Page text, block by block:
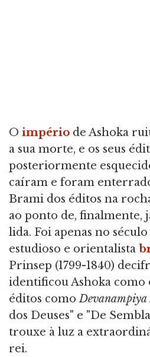
O império de Ashoka
a sua morte, e os seus
posteriormente
caíram e foram
Brami dos éditos na
ao ponto de, finalmente,
lida. Foi apenas no
estudioso e orientalista
Prinsep (1799-1840)
identificou Ashoka
éditos comoDevanampiya
dos Deuses" e "De
trouxe à luz a
rei.